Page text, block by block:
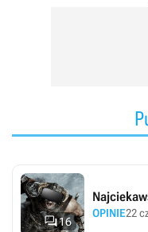
16
OPINIE22